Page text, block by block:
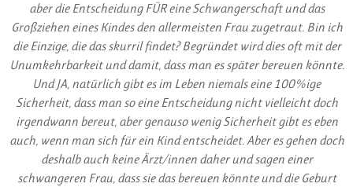
aber die Entscheidung FÜR eine Schwangerschaft und das
Großziehen eines Kindes den allermeisten Frau zugetraut. Bin ich
die Einzige, die das skurril findet? Begründet wird dies oft mit der
Unumkehrbarkeit und damit, dass man es später bereuen könnte.
Und JA, natürlich gibt es im Leben niemals eine 100%ige
Sicherheit, dass man so eine Entscheidung nicht vielleicht doch
irgendwann bereut, aber genauso wenig Sicherheit gibt es eben
auch, wenn man sich für ein Kind entscheidet. Aber es gehen doch
deshalb auch keine Ärzt/innen daher und sagen einer
schwangeren Frau, dass sie das bereuen könnte und die Geburt